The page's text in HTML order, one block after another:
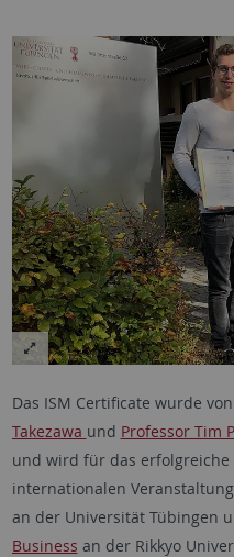
Das ISM Certificate wurde von
Takezawa und Professor Tim
und wird für das
internationalen
an der Universität Tübingen
Business an der Rikkyo